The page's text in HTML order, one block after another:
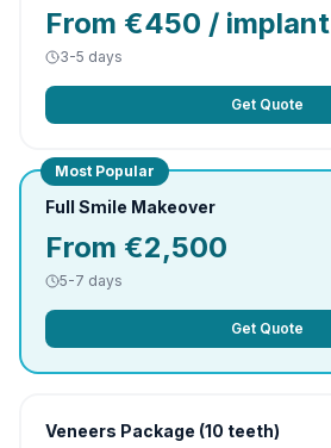
From €450 / implant
3-5 days
Get Quote
Most Popular
Full Smile Makeover
From €2,500
5-7 days
Get Quote
Veneers Package (10 teeth)